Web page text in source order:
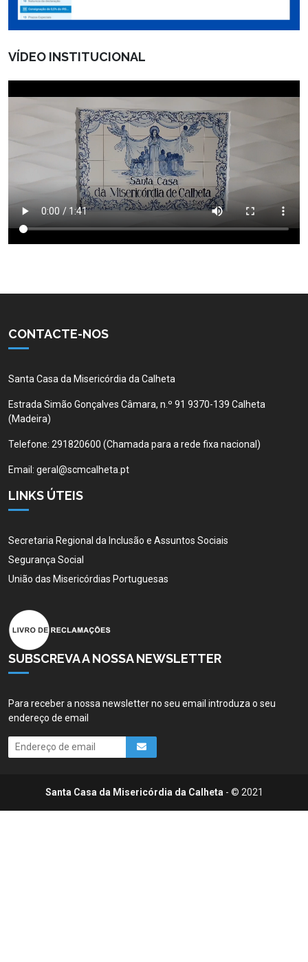
VÍDEO INSTITUCIONAL
CONTACTE-NOS
Santa Casa da Misericórdia da Calheta
Estrada Simão Gonçalves Câmara, n.º 91 9370-139 Calheta
(Madeira)
Telefone: 291820600 (Chamada para a rede fixa nacional)
Email: geral@scmcalheta.pt
LINKS ÚTEIS
Secretaria Regional da Inclusão e Assuntos Sociais
Segurança Social
União das Misericórdias Portuguesas
SUBSCREVA A NOSSA NEWSLETTER
Para receber a nossa newsletter no seu email introduza o seu
endereço de email
Santa Casa da Misericórdia da Calheta - © 2021